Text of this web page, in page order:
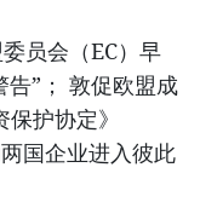
员会（EC）早
告”； 敦促欧盟成
护协定》
国企业进入彼此